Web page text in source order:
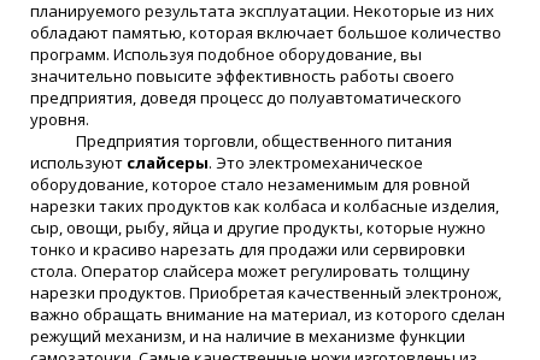
планируемого результата эксплуатации. Некоторые из них
обладают памятью, которая включает большое количество
программ. Используя подобное оборудование, вы
значительно повысите эффективность работы своего
предприятия, доведя процесс до полуавтоматического
уровня.
Предприятия торговли, общественного питания
используют слайсеры. Это электромеханическое
оборудование, которое стало незаменимым для ровной
нарезки таких продуктов как колбаса и колбасные изделия,
сыр, овощи, рыбу, яйца и другие продукты, которые нужно
тонко и красиво нарезать для продажи или сервировки
стола. Оператор слайсера может регулировать толщину
нарезки продуктов. Приобретая качественный электронож,
важно обращать внимание на материал, из которого сделан
режущий механизм, и на наличие в механизме функции